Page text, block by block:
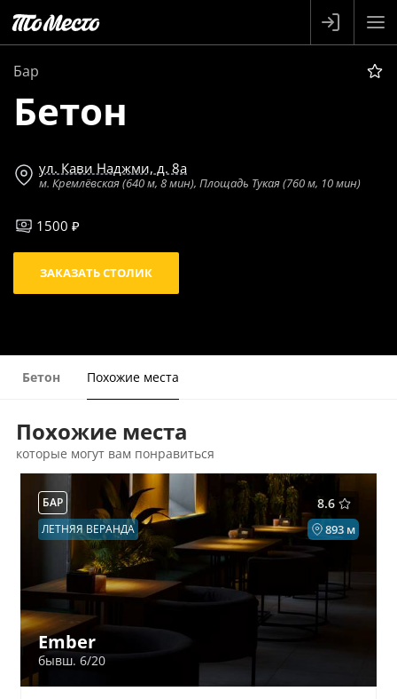
Бар
Бетон
ул. Кави Наджми, д. 8а
м. Кремлёвская (640 м, 8 мин), Площадь Тукая (760 м, 10 мин)
1500 ₽
ЗАКАЗАТЬ СТОЛИК
Бетон Похожие места
Похожие места
которые могут вам понравиться
8.6
БАР
893 м
ЛЕТНЯЯ ВЕРАНДА
Ember
бывш. 6/20